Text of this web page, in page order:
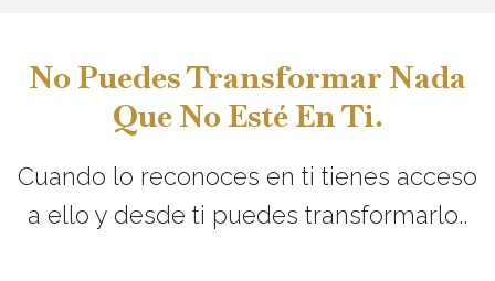
No Puedes Transformar Nada
Que No Esté En Ti.
Cuando lo reconoces en ti tienes acceso
a ello y desde ti puedes transformarlo..